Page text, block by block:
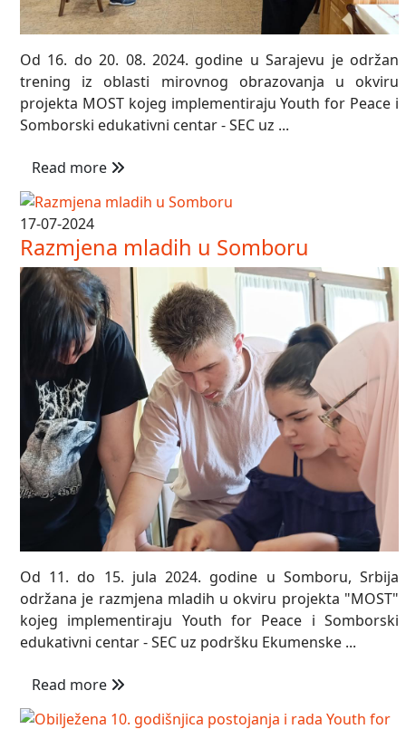
Od 16. do 20. 08. 2024. godine u Sarajevu je održan
trening iz oblasti mirovnog obrazovanja u okviru
projekta MOST kojeg implementiraju Youth for Peace i
Somborski edukativni centar - SEC uz ...
Read more
17-07-2024
Razmjena mladih u Somboru
Od 11. do 15. jula 2024. godine u Somboru, Srbija
održana je razmjena mladih u okviru projekta "MOST"
kojeg implementiraju Youth for Peace i Somborski
edukativni centar - SEC uz podršku Ekumenske ...
Read more